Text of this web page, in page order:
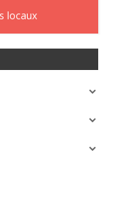
locaux